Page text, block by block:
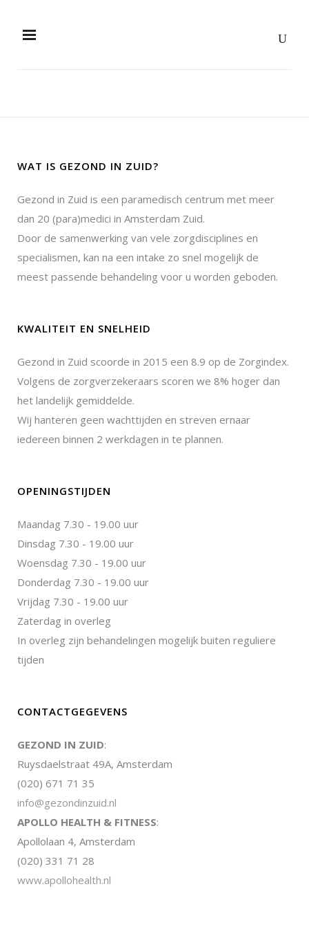
WAT IS GEZOND IN ZUID?
Gezond in Zuid is een paramedisch centrum met meer
dan 20 (para)medici in Amsterdam Zuid.
Door de samenwerking van vele zorgdisciplines en
specialismen, kan na een intake zo snel mogelijk de
meest passende behandeling voor u worden geboden.
KWALITEIT EN SNELHEID
Gezond in Zuid scoorde in 2015 een 8.9 op de Zorgindex.
Volgens de zorgverzekeraars scoren we 8% hoger dan
het landelijk gemiddelde.
Wij hanteren geen wachttijden en streven ernaar
iedereen binnen 2 werkdagen in te plannen.
OPENINGSTIJDEN
Maandag 7.30 - 19.00 uur
Dinsdag 7.30 - 19.00 uur
Woensdag 7.30 - 19.00 uur
Donderdag 7.30 - 19.00 uur
Vrijdag 7.30 - 19.00 uur
Zaterdag in overleg
In overleg zijn behandelingen mogelijk buiten reguliere
tijden
CONTACTGEGEVENS
GEZOND IN ZUID:
Ruysdaelstraat 49A, Amsterdam
(020) 671 71 35
info@gezondinzuid.nl
APOLLO HEALTH & FITNESS:
Apollolaan 4, Amsterdam
(020) 331 71 28
www.apollohealth.nl